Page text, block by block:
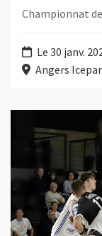
Championnat
Le 30 janv.
Angers
Plus